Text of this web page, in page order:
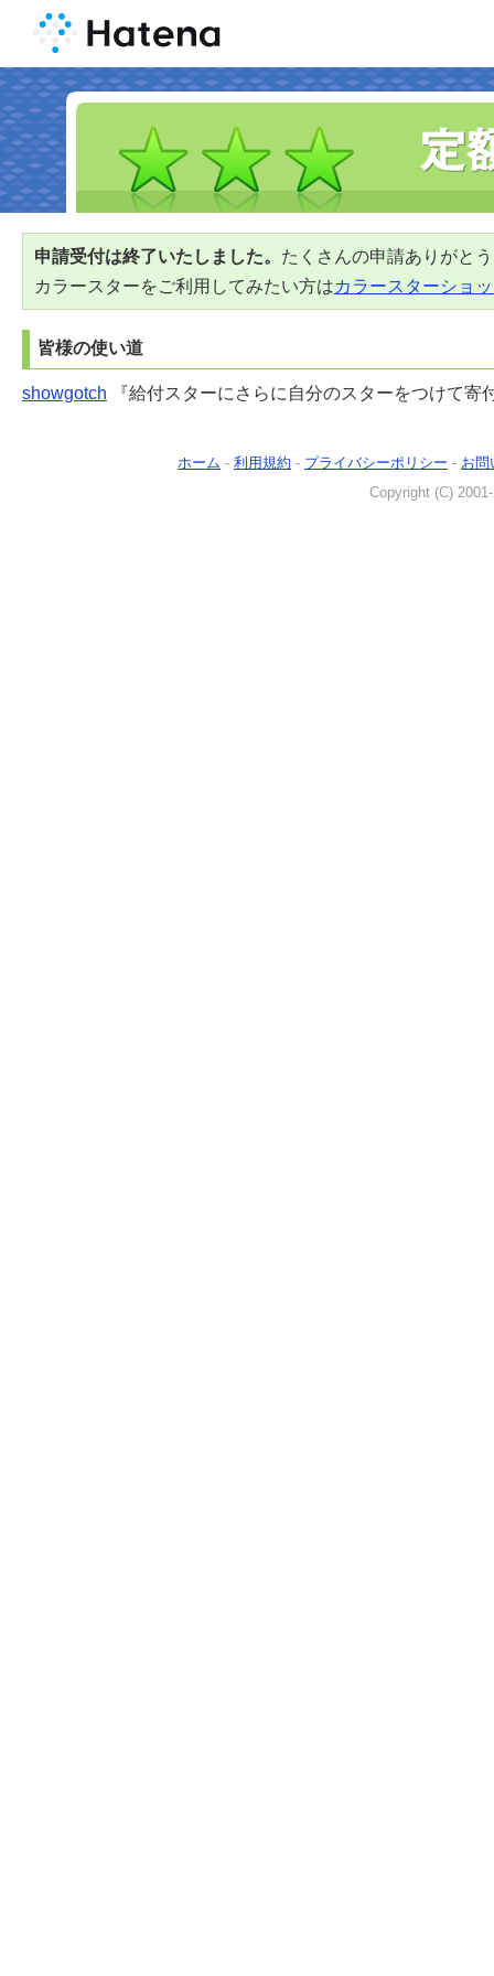
申請受付は終了いたしました。 たくさんの申請ありがと
カラースターをご利用してみたい方はカラースターショ
皆様の使い道
showgotch 『給付スターにさらに自分のスターをつけて寄
ホーム - 利用規約 - プライバシーポリシー - お問
Copyright (C)